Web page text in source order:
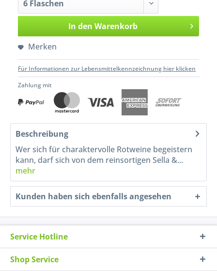
In den Warenkorb
Merken
Für Informationen zur Lebensmittelkennzeichnung hier klicken
Zahlung mit
Beschreibung
Wer sich für charaktervolle Rotweine begeistern
kann, darf sich von dem reinsortigen Sella &...
mehr
Kunden haben sich ebenfalls angesehen
Service Hotline
Shop Service